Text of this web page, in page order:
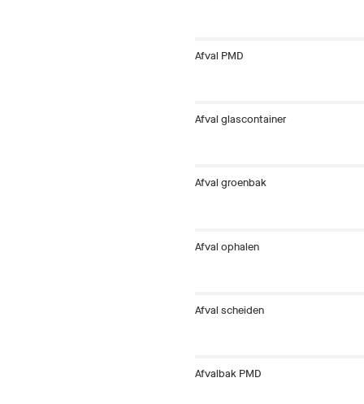
Afval PMD
Afval glascontainer
Afval groenbak
Afval ophalen
Afval scheiden
Afvalbak PMD